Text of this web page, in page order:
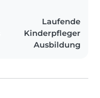
Laufende
Kinderpfleger
Ausbildung